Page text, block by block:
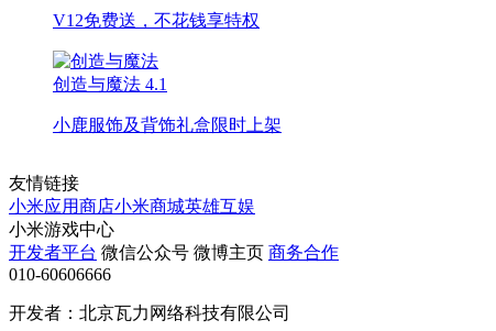
V12免费送，不花钱享特权
创造与魔法 4.1
小鹿服饰及背饰礼盒限时上架
友情链接
小米应用商店小米商城英雄互娱
小米游戏中心
开发者平台 微信公众号 微博主页 商务合作
010-60606666
开发者：北京瓦力网络科技有限公司